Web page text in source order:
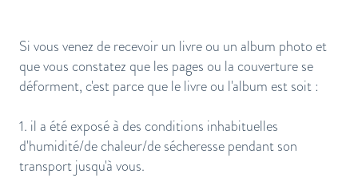
Si vous venez de recevoir un livre ou un album photo et
que vous constatez que les pages ou la couverture se
déforment, c'est parce que le livre ou l'album est soit :
1. il a été exposé à des conditions inhabituelles
d'humidité/de chaleur/de sécheresse pendant son
transport jusqu'à vous.